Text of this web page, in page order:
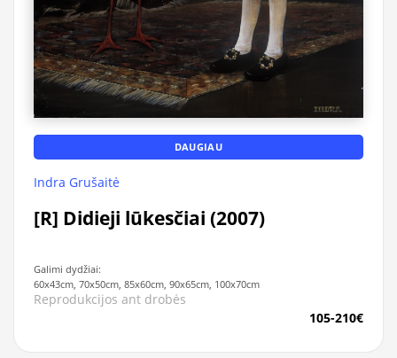
DAUGIAU
Indra Grušaitė
[R] Didieji lūkesčiai (2007)
Galimi dydžiai:
60x43cm, 70x50cm, 85x60cm, 90x65cm, 100x70cm
Reprodukcijos ant drobės
105-210€